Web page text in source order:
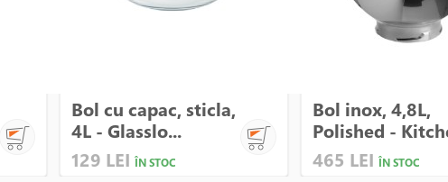
Bol cu capac, sticla,
4L - Glasslo...
129 LEI ÎN STOC
Bol inox, 4,8L,
Polished -
465 LEI ÎN STOC